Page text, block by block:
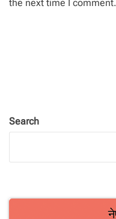
the next time I comment.
Search